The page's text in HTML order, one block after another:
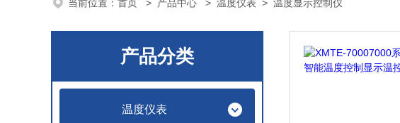
当前位置： 首页 > 产品中心 > 温度仪表 > 温度显示控制仪
产品分类
温度仪表